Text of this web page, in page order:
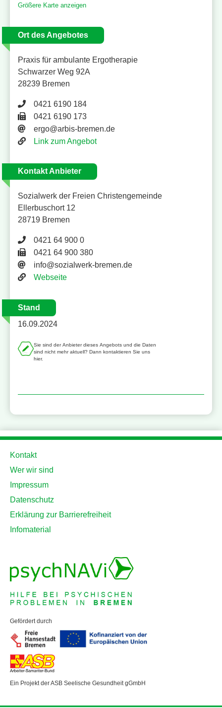
Größere Karte anzeigen
Ort des Angebotes
Praxis für ambulante Ergotherapie
Schwarzer Weg 92A
28239 Bremen
Telefonnummer 0421 6190 184
0421 6190 184
Faxnummer 0421 6190 173
0421 6190 173
E-Mail Adresse
ergo@arbis-bremen.de
Website
Link zum Angebot
Kontakt Anbieter
Sozialwerk der Freien Christengemeinde
Ellerbuschort 12
28719 Bremen
Telefonnummer 0421 64 900 0
0421 64 900 0
Faxnummer 0421 64 900 380
0421 64 900 380
E-Mail-Adresse
info@sozialwerk-bremen.de
Website
Webseite
Stand
16.09.2024
Sie sind der Anbieter dieses Angebots und die Daten
sind nicht mehr aktuell? Dann kontaktieren Sie uns
hier.
Kontakt
Wer wir sind
Impressum
Datenschutz
Erklärung zur Barrierefreiheit
Infomaterial
Gefördert durch
Ein Projekt der ASB Seelische Gesundheit gGmbH